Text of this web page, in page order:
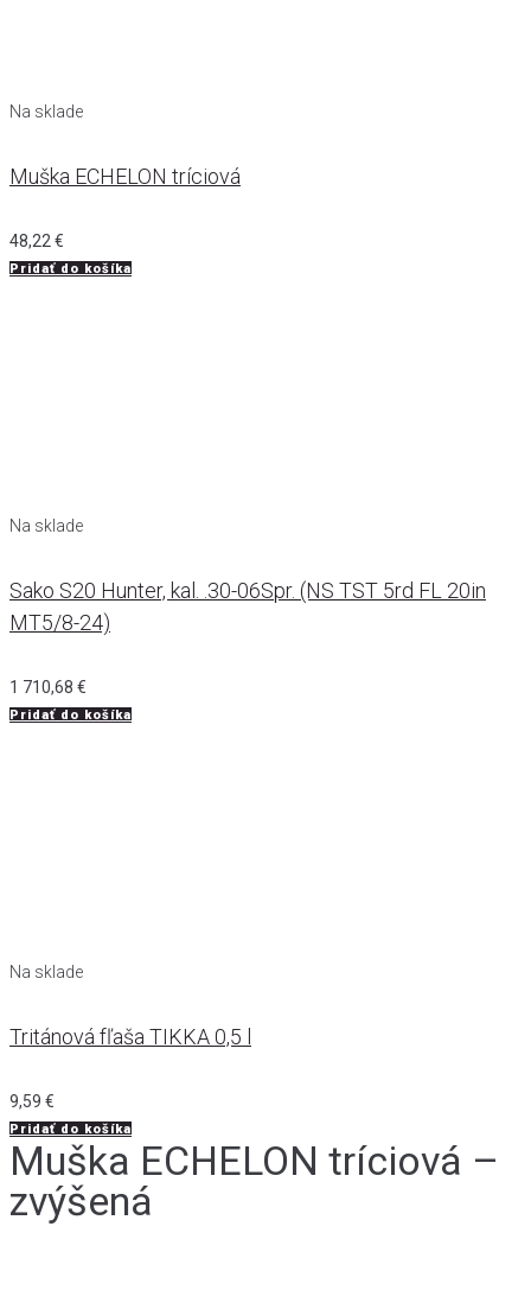
Na sklade
Muška ECHELON tríciová
48,22 €
Pridať do košíka
Na sklade
Sako S20 Hunter, kal. .30-06Spr. (NS TST 5rd FL 20in
MT5/8-24)
1 710,68 €
Pridať do košíka
Na sklade
Tritánová fľaša TIKKA 0,5 l
9,59 €
Pridať do košíka
Muška ECHELON tríciová –
zvýšená